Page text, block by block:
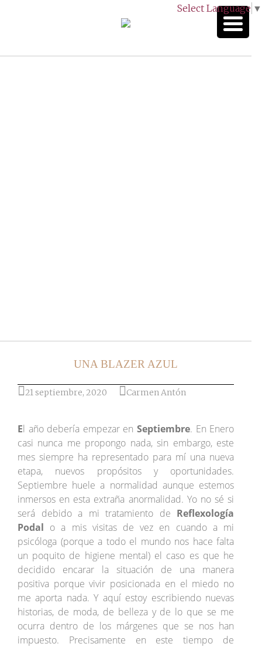
Select Language ▼
UNA BLAZER AZUL
21 septiembre, 2020 Carmen Antón
El año debería empezar en Septiembre. En Enero
casi nunca me propongo nada, sin embargo, este
mes siempre ha representado para mí una nueva
etapa, nuevos propósitos y oportunidades.
Septiembre huele a normalidad aunque estemos
inmersos en esta extraña anormalidad. Yo no sé si
será debido a mi tratamiento de Reflexología
Podal o a mis visitas de vez en cuando a mi
psicóloga (porque a todo el mundo nos hace falta
un poquito de higiene mental) el caso es que he
decidido encarar la situación de una manera
positiva porque vivir posicionada en el miedo no
me aporta nada. Y aquí estoy escribiendo nuevas
historias, de moda, de belleza y de lo que se me
ocurra dentro de los márgenes que se nos han
impuesto. Precisamente en este tiempo de